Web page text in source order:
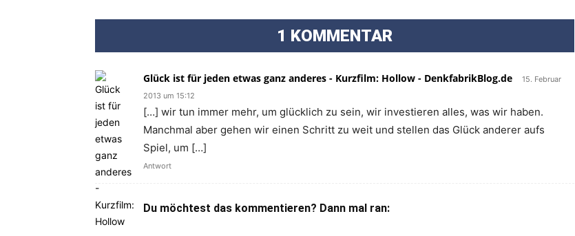
1 KOMMENTAR
Glück ist für jeden etwas ganz anderes - Kurzfilm: Hollow - DenkfabrikBlog.de
15. Februar
2013 um 15:12
[…] wir tun immer mehr, um glücklich zu sein, wir investieren alles, was wir haben.
Manchmal aber gehen wir einen Schritt zu weit und stellen das Glück anderer aufs
Spiel, um […]
Antwort
Du möchtest das kommentieren? Dann mal ran: